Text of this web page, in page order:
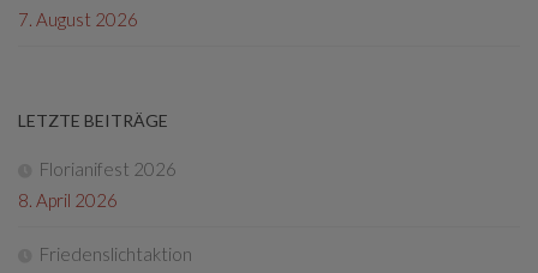
7. August 2026
LETZTE BEITRÄGE
Florianifest 2026
8. April 2026
Friedenslichtaktion